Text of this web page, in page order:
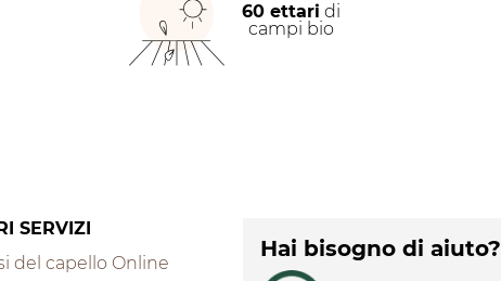
60 ettari di
campi bio
SERVIZI
del capello Online
Hai bisogno di aiuto?